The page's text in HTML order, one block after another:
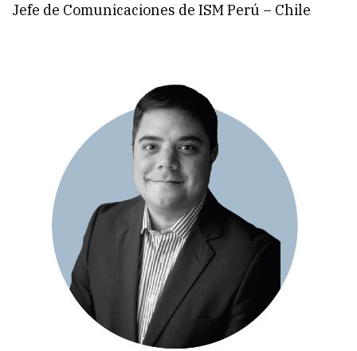
Jefe de Comunicaciones de ISM Perú – Chile